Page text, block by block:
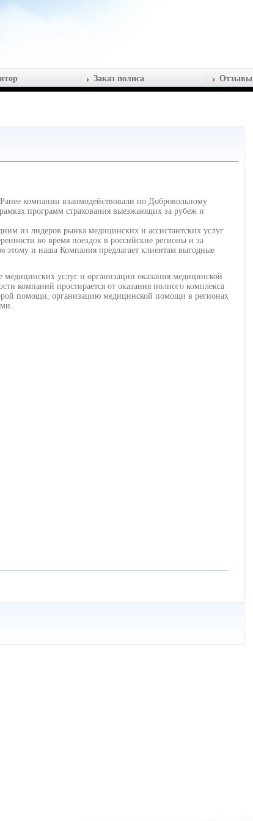
Заказ полиса Отзывы
компании взаимодействовали по Добровольному
программ страхования выезжающих за рубеж и
из лидеров рынка медицинских и ассистантских услуг
во время поездок в российские регионы и за
этому и наша Компания предлагает клиентам выгодные
услуг и организации оказания медицинской
компаний простирается от оказания полного комплекса
помощи, организацию медицинской помощи в регионах